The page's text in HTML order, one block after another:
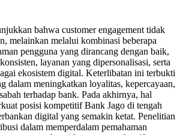
bahwa customer engagement tidak
melainkan melalui kombinasi beberapa
pengguna yang dirancang dengan baik,
layanan yang dipersonalisasi, serta
ekosistem digital. Keterlibatan ini terbukti
dalam meningkatkan loyalitas, kepercayaan,
terhadap bank. Pada akhirnya, hal
posisi kompetitif Bank Jago di tengah
digital yang semakin ketat. Penelitian
dalam memperdalam pemahaman